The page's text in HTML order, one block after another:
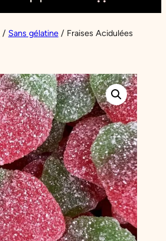
/ Sans gélatine/ Fraises Acidulées